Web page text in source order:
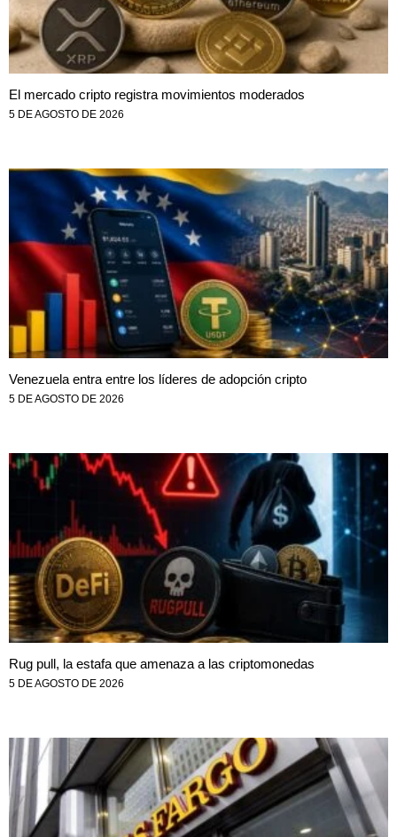
El mercado cripto registra movimientos moderados
5 DE AGOSTO DE 2026
Venezuela entra entre los líderes de adopción cripto
5 DE AGOSTO DE 2026
Rug pull, la estafa que amenaza a las criptomonedas
5 DE AGOSTO DE 2026